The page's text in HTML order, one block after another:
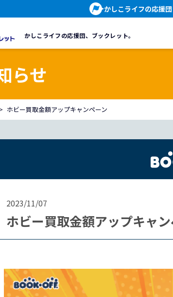
かしこライフの応援
かしこライフの応援団、 ブックレット。
らせ
ホビー買取金額アップキャンペーン
2023/11/07
ホビー買取金額アップキャ